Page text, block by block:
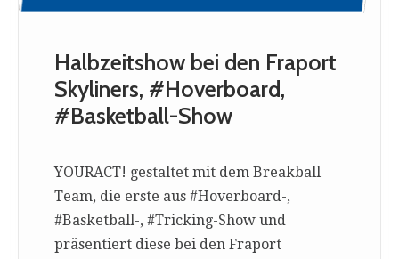
Halbzeitshow bei den Fraport
Skyliners, #Hoverboard,
#Basketball-Show
YOURACT! gestaltet mit dem Breakball
Team, die erste aus #Hoverboard-,
#Basketball-, #Tricking-Show und
präsentiert diese bei den Fraport